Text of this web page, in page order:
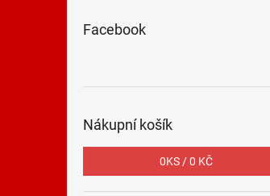
Facebook
Nákupní košík
0KS /0 KČ